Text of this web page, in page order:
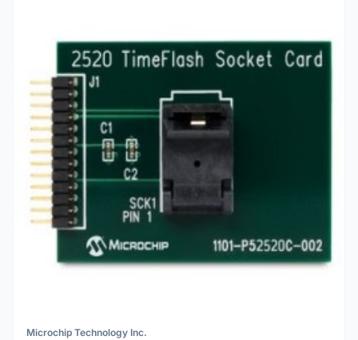
Microchip Technology Inc.